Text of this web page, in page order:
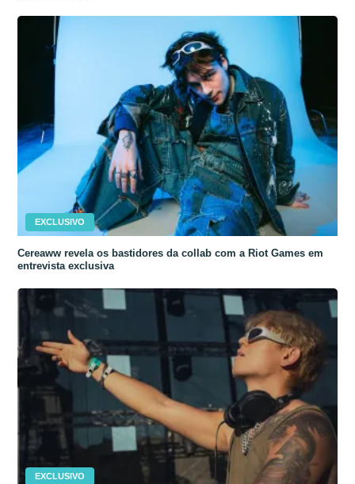
EXCLUSIVO
Cereaww revela os bastidores da collab com a Riot Games em
entrevista exclusiva
EXCLUSIVO